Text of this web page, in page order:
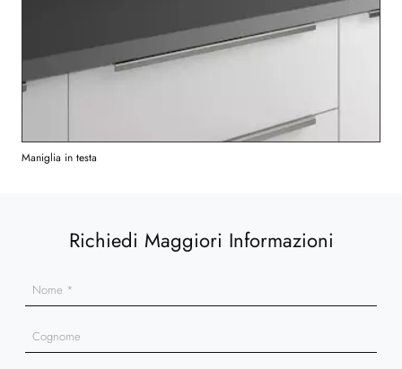
Maniglia in testa
Richiedi Maggiori Informazioni